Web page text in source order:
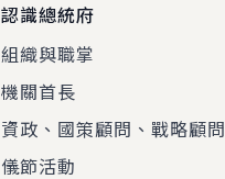
認識總統府
組織與職掌
機關首長
資政、國策顧問、戰略顧問
儀節活動